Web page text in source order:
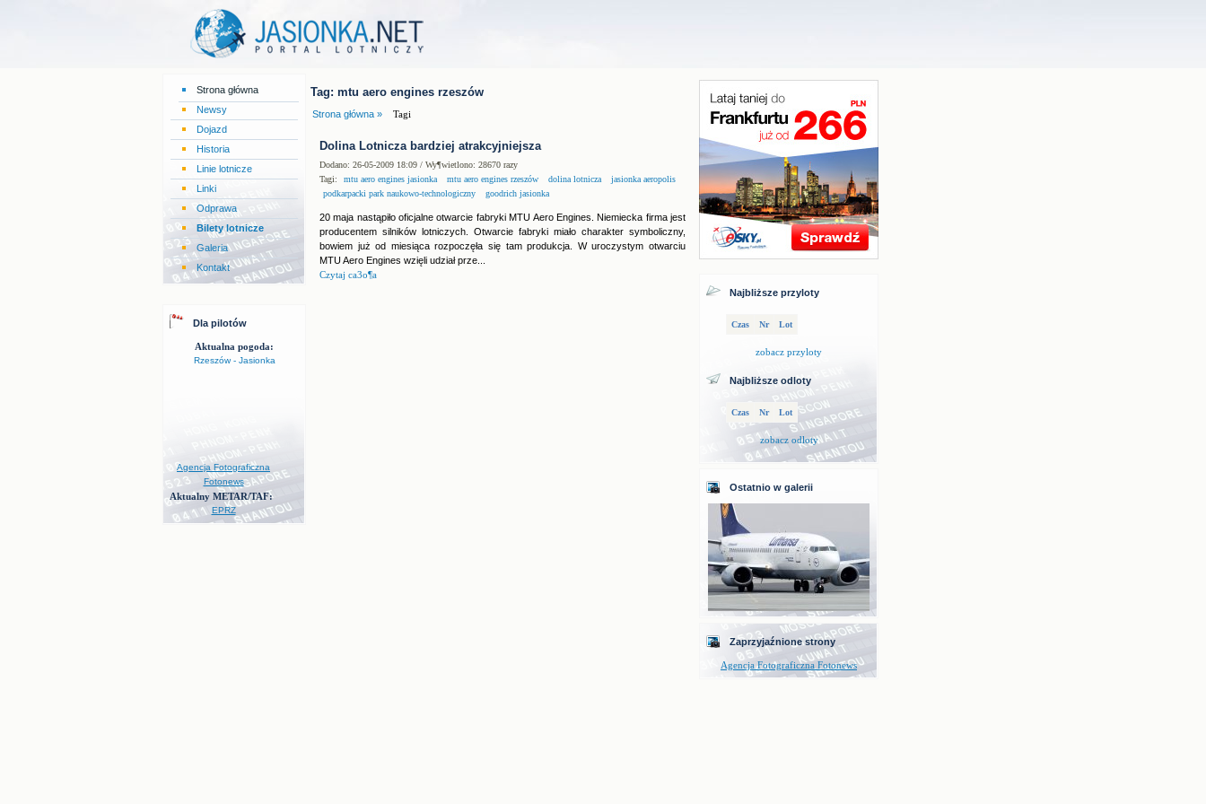
Strona główna
Newsy
Dojazd
Historia
Linie lotnicze
Linki
Odprawa
Bilety lotnicze
Galeria
Kontakt
Dla pilotów
Aktualna pogoda:
Rzeszów - Jasionka
Agencja Fotograficzna
Fotonews
Aktualny METAR/TAF:
EPRZ
Tag: mtu aero engines rzeszów
Strona główna » Tagi
Dolina Lotnicza bardziej atrakcyjniejsza
Dodano: 26-05-2009 18:09 / Wy¶wietlono: 28670 razy
Tagi:
mtu aero engines jasionka mtu aero engines rzeszów dolina lotnicza
jasionka aeropolis
podkarpacki park naukowo-technologiczny
goodrich jasionka
20 maja nastąpiło oficjalne otwarcie fabryki MTU Aero Engines. Niemiecka firma jest
producentem silników lotniczych. Otwarcie fabryki miało charakter symboliczny,
bowiem już od miesiąca rozpoczęła się tam produkcja. W uroczystym otwarciu
MTU Aero Engines wzięli udział prze...
Czytaj ca3o¶a
Najbliższe przyloty
Czas Nr Lot
zobacz przyloty
Najbliższe odloty
Czas Nr Lot
zobacz odloty
Ostatnio w galerii
Zaprzyjaźnione strony
Agencja Fotograficzna Fotonews